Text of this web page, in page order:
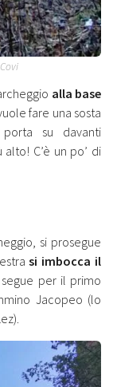
alla base
fare una sosta
su davanti
C’è un po’ di
si prosegue
si imbocca il
per il primo
Jacopeo (lo